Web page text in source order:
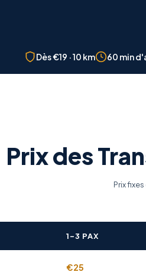
Dès €19 · 10 km 60 min
Prix des
Prix
1–3 PAX
€25